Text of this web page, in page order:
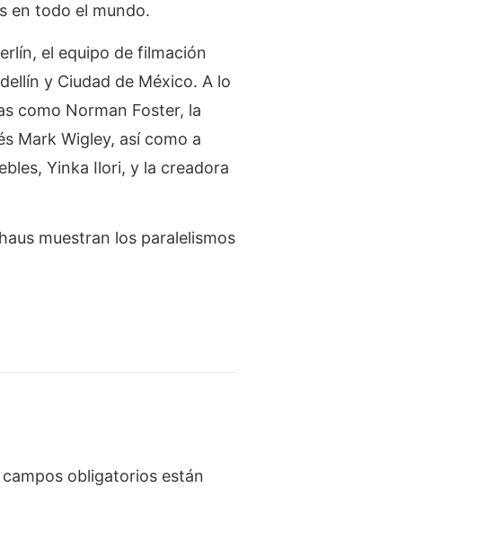
en todo el mundo.
el equipo de filmación
y Ciudad de México. A lo
como Norman Foster, la
Mark Wigley, así como a
Yinka Ilori, y la creadora
muestran los paralelismos
campos obligatorios están